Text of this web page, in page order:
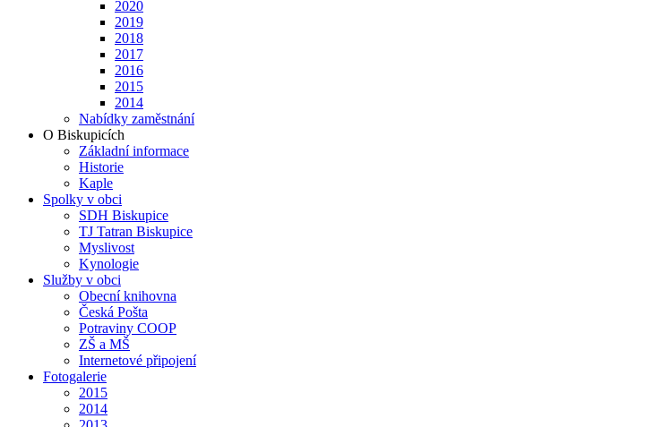
2020
2019
2018
2017
2016
2015
2014
Nabídky zaměstnání
O Biskupicích
Základní informace
Historie
Kaple
Spolky v obci
SDH Biskupice
TJ Tatran Biskupice
Myslivost
Kynologie
Služby v obci
Obecní knihovna
Česká Pošta
Potraviny COOP
ZŠ a MŠ
Internetové připojení
Fotogalerie
2015
2014